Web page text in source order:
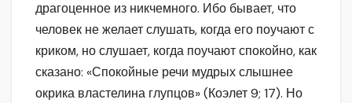
драгоценное из никчемного. Ибо бывает, что
человек не желает слушать, когда его поучают с
криком, но слушает, когда поучают спокойно, как
сказано: «Спокойные речи мудрых слышнее
окрика властелина глупцов» (Коэлет 9; 17). Но